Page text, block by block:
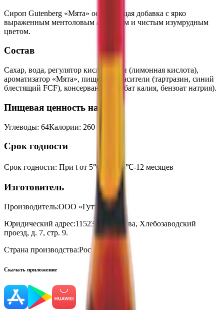
Сироп Gutenberg «Мята» освежающая добавка с ярко
выраженным ментоловым ароматом и чистым изумрудным
цветом.
Состав
Сахар, вода, регулятор кислотности (лимонная кислота),
ароматизатор «Мята», пищевые красители (тартразин, синий
блестящий FCF), консерванты (сорбат калия, бензоат натрия).
Пищевая ценность на 100г
Углеводы: 64Калории: 260
Срок годности
Срок годности: При t от 5℃ до +25℃-12 месяцев
Изготовитель
Производитель:ООО «Гуттенберг»
Юридический адрес:115230, г. Москва, Хлебозаводский
проезд, д. 7, стр. 9.
Страна производства:Россия
Скачать приложение